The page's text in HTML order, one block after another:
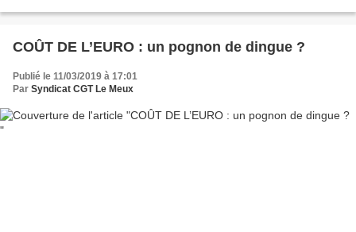
COÛT DE L’EURO : un pognon de dingue ?
Publié le 11/03/2019 à 17:01
Par Syndicat CGT Le Meux